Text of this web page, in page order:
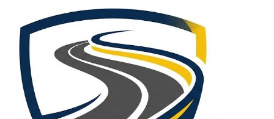
Skip
content